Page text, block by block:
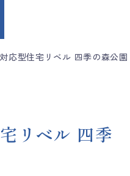
応型住宅リベル 四季の森公園
リベル 四季